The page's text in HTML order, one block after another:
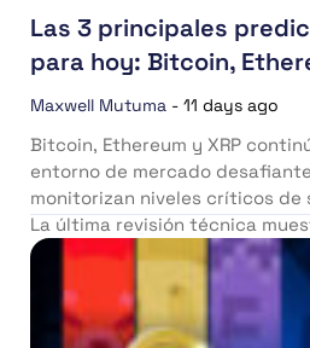
Las 3 principales
para hoy: Bitcoin,
Maxwell Mutuma - 11 days ago
Bitcoin, Ethereum y XRP
entorno de mercado
monitorizan niveles críticos
La última revisión técnica